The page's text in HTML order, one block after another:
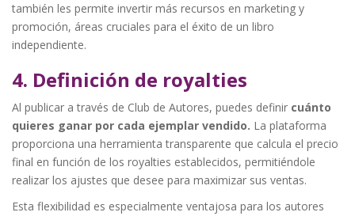
también les permite invertir más recursos en marketing y
promoción, áreas cruciales para el éxito de un libro
independiente.
4. Definición de royalties
Al publicar a través de Club de Autores, puedes definir cuánto
quieres ganar por cada ejemplar vendido. La plataforma
proporciona una herramienta transparente que calcula el precio
final en función de los royalties establecidos, permitiéndole
realizar los ajustes que desee para maximizar sus ventas.
Esta flexibilidad es especialmente ventajosa para los autores